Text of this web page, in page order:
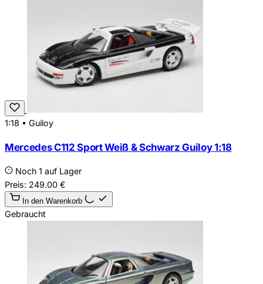
1:18 • Guiloy
Mercedes C112 Sport Weiß & Schwarz Guiloy 1:18
Noch 1 auf Lager
Preis: 249.00 €
In den Warenkorb
Gebraucht